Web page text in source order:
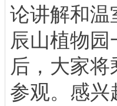
论讲解和温
辰山植物
后，大家
参观。感兴